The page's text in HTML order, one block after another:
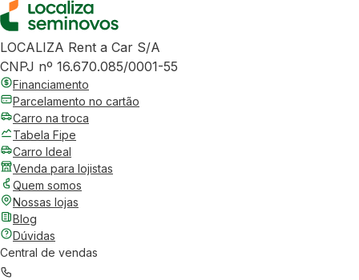
LOCALIZA Rent a Car S/A
CNPJ nº 16.670.085/0001-55
Financiamento
Parcelamento no cartão
Carro na troca
Tabela Fipe
Carro Ideal
Venda para lojistas
Quem somos
Nossas lojas
Blog
Dúvidas
Central de vendas